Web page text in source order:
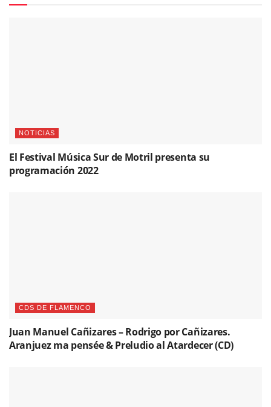
NOTICIAS
El Festival Música Sur de Motril presenta su
programación 2022
CDS DE FLAMENCO
Juan Manuel Cañizares – Rodrigo por Cañizares.
Aranjuez ma pensée & Preludio al Atardecer (CD)